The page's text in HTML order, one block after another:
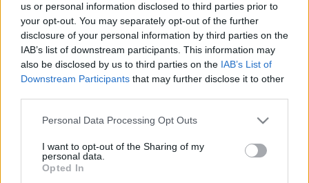
us or personal information disclosed to third parties prior to
your opt-out. You may separately opt-out of the further
disclosure of your personal information by third parties on the
IAB’s list of downstream participants. This information may
also be disclosed by us to third parties on the IAB’s List of
Downstream Participants that may further disclose it to other
Please note that this website/app uses one or more Google
not limited to your visit or usage behaviour. You may click to
grant or deny consent to Google and its third-party tags to
use your data for below specified purposes in below Google
Personal Data Processing Opt Outs
I want to opt-out of the Sharing of my
personal data.
Opted In
Monzába, majd – bár nem tervezte –, öltönyben és
nyakkendőben autóba is ült. Végül ez lett a veszte.
Halálának körülményeit és pályafutását alábbi